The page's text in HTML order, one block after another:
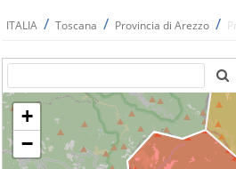
ITALIA / Toscana / Provincia di Arezzo /